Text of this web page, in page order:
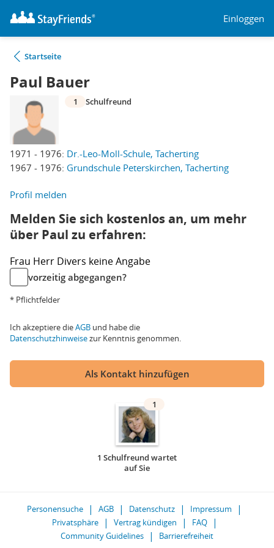
Einloggen
Startseite
Paul Bauer
1971 - 1976: Dr.-Leo-Moll-Schule, Tacherting
1967 - 1976: Grundschule Peterskirchen, Tacherting
1 Schulfreund
Profil melden
Melden Sie sich kostenlos an, um mehr
über Paul zu erfahren:
Frau Herr Divers keine Angabe
vorzeitig abgegangen?
* Pflichtfelder
Ich akzeptiere dieAGB und habe die
Datenschutzhinweisezur Kenntnis genommen.
Als Kontakt hinzufügen
1
1 Schulfreund wartet
auf Sie
Personensuche AGB Datenschutz
Impressum
Privatsphäre
Vertrag kündigen
FAQ
Community Guidelines
Barrierefreiheit